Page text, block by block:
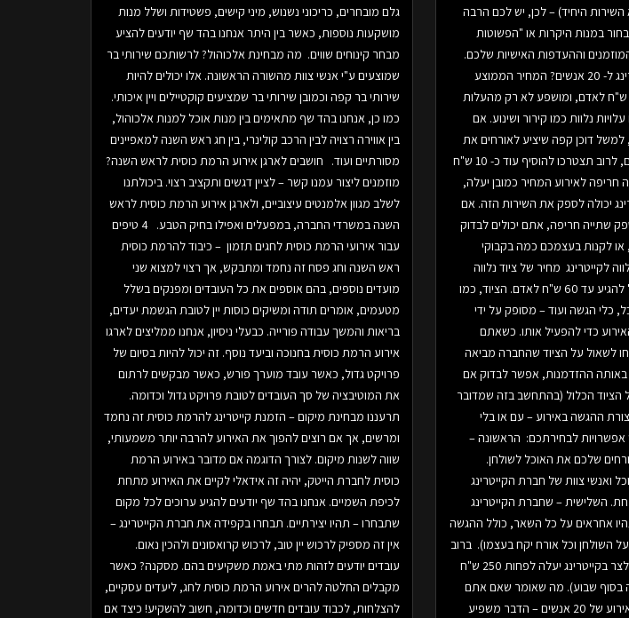
גלם מובחרים, כריכוני נשנוש, מיני קישים, פשטידות ושלל מנות
מושקעות נוספות, כאשר בין היתר אנחנו בהד שף יודעים להציע
מבחר קינוחים שווים. מה מבחינת אלכוהול? לרשותכם שירותי בר
שמוצעים ע"י אנשי צוות מהשורה הראשונה. אלו יכולים להיות
שירותי בר קפה וכמובן שירותי בר שמציעים קוקטיילים ויין איכותי.
כמו כן, אנחנו בהד שף מתאימים בין מנות אוכל למנות אלכוהול,
בין אווירה רצויה לבין הרכב קולינרי, בין חג ראש השנה למאפיינים
מסורתיים ועוד. חושבים לארגן אירוע הרמת כוסית לראש השנה?
מוזמנים ליצור עמנו קשר – לציין דגשים ותקציב רצוי. ביכולתנו
לשלב מגוון אלמנטים עיצוביים, ולארגן אירוע הרמת כוסית לראש
השנה במשרדי החברה, במפעלים ואפילו בחיק הטבע. 4 טיפים
עבור אירועי הרמת כוסית לחגים תזמון – כיבוד להרמת כוסית
ראש השנה וחג פסח זה נחמד ומתבקש, אך רצוי למצוא שני
מועדים נוספים, בהם אוספים את כל העובדים ומפנקים בשלל
מטעמים, אומרים תודה ומשיקים כוסות יין לטובת הגשמת יעדים,
בריאות והמשך עבודה פורייה. כבעלי ניסיון, אנחנו ממליצים לארגו
אירוע הרמת כוסית בחנוכה וביעד נוסף. זה יכול להיות בסיום של
פרויקט גדול, כאשר עובד מוערך פורש, כאשר מבקשים לרתום
את המוטיבציה של סך העובדים לטובת פרויקט גדול וכדומה.
תרעננו מבחינת מיקום – הזמנת קייטרינג להרמת כוסית זה נחמד
ומרשים, אך אם רוצים להפוך את האירוע להרבה יותר משמעותי,
שווה לשנות מיקום. לצורך הדוגמה אם מדובר באירוע הרמת
כוסית לחברת הייטק, יהיה זה אידאלי לקיים את האירוע מתחת
לכיפת השמיים. אנחנו בהד שף יודעים להגיע ערוכים לכל מקום
שתבחרו – תהיו יצירתיים. תבחרו בקפידה את חברת הקייטרינג –
אין זה מספיק לרכוש יין טוב, לרכוש קרואסונים ולהכין נאום.
עובדים יודעים לזהות מתי באמת משקיעים בהם. מסקנה? כאשר
מקבלים החלטה להרים אירוע הרמת כוסית לחג, ליעדים עסקיים,
להצלחות, לכבוד עובדים חדשים וכדומה, חשוב להשקיע! כיצד אם
השירות היחיד) – לכן, יש לכם הרבה
במנות היקרות או "הפשוטות
וההעדפות האישיות שלכם.
כמה תעלה שתייה בקייטרינג ל- 20 אנשים? המחיר הממוצע
לשתייה קלה עומד על 14 ש"ח לאדם, ומושפע לא רק מהעלות
נלוות כמו קירור ושינוע. אם
דוכן קפה שיציע לאורחים את
מנת הקפאין היומית שלהם, לרוב תצטרכו להוסיף עוד כ- 10 ש"ח
לאירוע המחיר כמובן יעלה,
יכולה לספק את השירות הזה. אם
שתייה חריפה, אתם יכולים לבדוק
או לקנות בעצמכם כמה בקבוקי
לקייטרינג מחיר של ציוד נלווה
לקייטרינג באירוע קטן יכול להגיע עד 60 ש"ח לאדם. הציוד, כמו
כלי הגשה ועוד – מסופק על ידי
כדי להפעיל אותו. כשאתם
לשאול על הציוד שהחברה מביאה
באותה ההזדמנות, אפשר לבדוק אם
הכלול (בהתחשב בזה שמדובר
20 אנשים). צורת ההגשה באירוע – עם או בלי
אפשרויות לבחירתכם: הראשונה –
שלכם את האוכל לשולחן.
ואנשי צוות של חברת הקייטרינג
השלישית – שחברת הקייטרינג
אחראים על כל השאר, כולל ההגשה
השולחן וכל אורח יקח בעצמו). ברוב
המקרים, יום עבודה של מלצר בקייטרינג יעלה לפחות 250 ש"ח
בסוף שבוע). מה שאומר שאם אתם
בוחרים להזמין מלצרים לאירוע של 20 אנשים – הדבר משפיע